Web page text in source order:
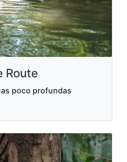
Route
poco profundas